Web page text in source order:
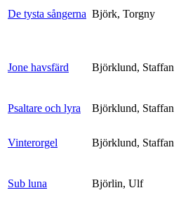
De tysta sångerna Björk, Torgny
Jone havsfärd Björklund, Staffan
Psaltare och lyra Björklund, Staffan
Vinterorgel Björklund, Staffan
Sub luna Björlin, Ulf